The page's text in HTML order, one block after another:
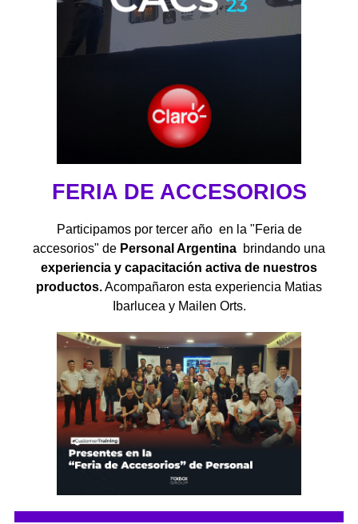
FERIA DE ACCESORIOS
Participamos por tercer año en la "Feria de
accesorios" de Personal Argentina brindando una
experiencia y capacitación activa de nuestros
productos.Acompañaron esta experiencia Matias
Ibarlucea y Mailen Orts.